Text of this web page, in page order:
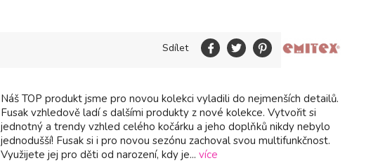
Náš TOP produkt jsme pro novou kolekci vyladili do nejmenších detailů.
Fusak vzhledově ladí s dalšími produkty z nové kolekce. Vytvořit si
jednotný a trendy vzhled celého kočárku a jeho doplňků nikdy nebylo
jednodušší! Fusak si i pro novou sezónu zachoval svou multifunkčnost.
Využijete jej pro děti od narození, kdy je... více
Sdílet